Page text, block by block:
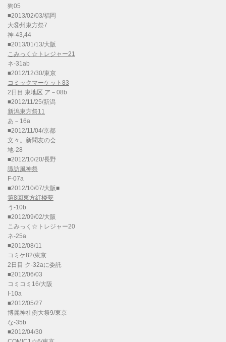
狗05
■2013/02/03/福岡
大⑨州東方祭7
神-43,44
■2013/01/13/大阪
こみっく☆トレジャー21
ネ-31ab
■2012/12/30/東京
コミックマーケット83
2日目 東地区 ア－08b
■2012/11/25/新潟
新潟東方祭11
あ－16a
■2012/11/04/京都
文々。新聞友の会
地-28
■2012/10/20/長野
諏訪風神祭
F-07a
■2012/10/07/大阪■
第8回東方紅楼夢
う-10b
■2012/09/02/大阪
こみっく☆トレジャー20
ネ-25a
■2012/08/11
コミケ82/東京
2日目 ク-32aに委託
■2012/06/03
コミコミ16/大阪
I-10a
■2012/05/27
博麗神社例大祭9/東京
な-35b
■2012/04/30